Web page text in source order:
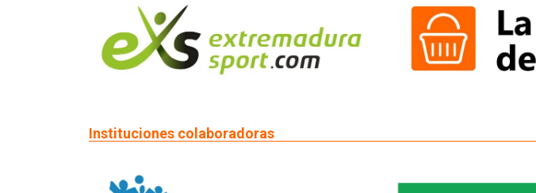
Instituciones colaboradoras